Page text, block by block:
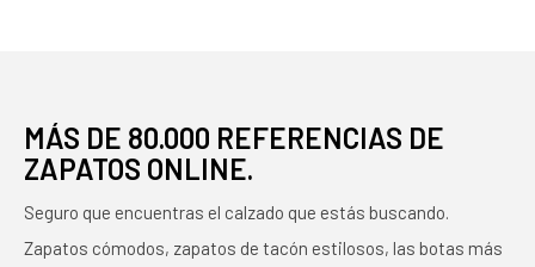
MÁS DE 80.000 REFERENCIAS DE
ZAPATOS ONLINE.
Seguro que encuentras el calzado que estás buscando.
Zapatos cómodos, zapatos de tacón estilosos, las botas más